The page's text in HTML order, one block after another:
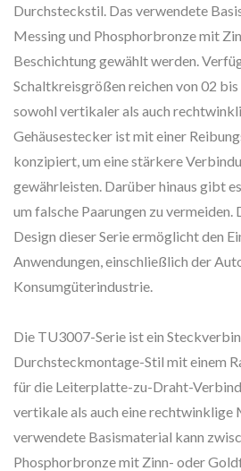
Durchsteckstil. Das verwendete
Messing und Phosphorbronze mit
Beschichtung gewählt werden.
Schaltkreisgrößen reichen von 02
sowohl vertikaler als auch
Gehäusestecker ist mit einer
konzipiert, um eine stärkere
gewährleisten. Darüber hinaus gibt
um falsche Paarungen zu vermeiden.
Design dieser Serie ermöglicht den
Anwendungen, einschließlich der
Konsumgüterindustrie.
Die TU3007-Serie ist ein
Durchsteckmontage-Stil mit einem
für die Leiterplatte-zu-Draht-
vertikale als auch eine rechtwinklige
verwendete Basismaterial kann
Phosphorbronze mit Zinn- oder